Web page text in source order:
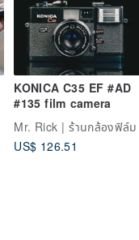
KONICA C35 EF #AD
#135 film camera
Mr. Rick | ร้านกล้องฟิล์ม
US$ 126.51